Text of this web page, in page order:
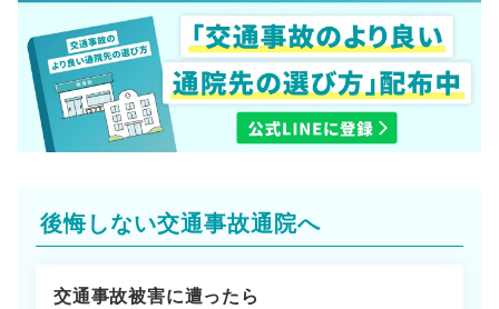
後悔しない交通事故通院へ
交通事故被害に遭ったら